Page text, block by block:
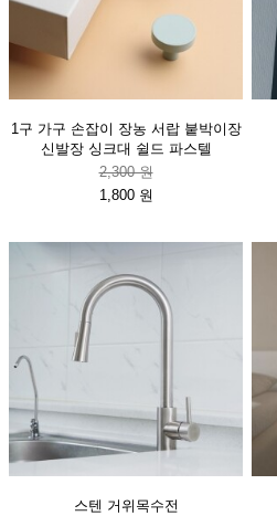
1구 가구 손잡이 장농 서랍 붙박이장
신발장 싱크대 쉴드 파스텔
2,300 원
1,800 원
스텐 거위목수전